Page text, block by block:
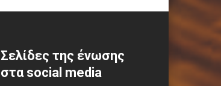
Σελίδες της ένωσης
στα social media